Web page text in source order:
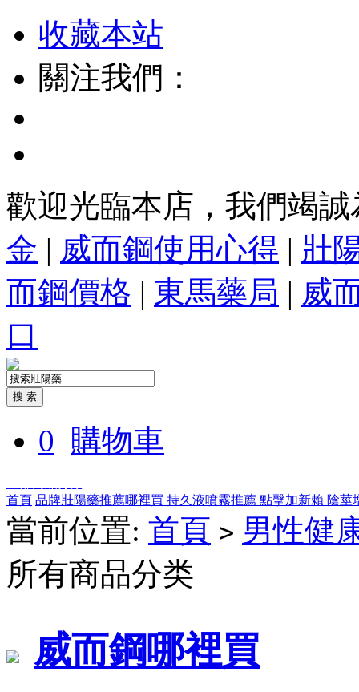
收藏本站
關注我們：
歡迎光臨本店，我們竭
金 | 威而鋼使用心得 | 壯
而鋼價格 | 東馬藥局 | 威
口
0 購物車
首頁 品牌壯陽藥推薦哪裡買 持久液噴霧推薦 點擊加新賴 陰莖
當前位置: 首頁 > 男性健
所有商品分类
威而鋼哪裡買